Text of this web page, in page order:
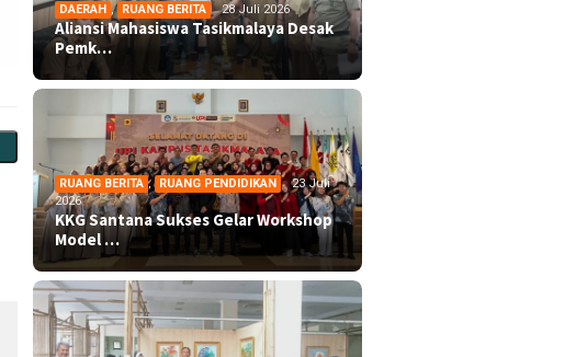
DAERAH , RUANG BERITA 28 Juli 2026
Aliansi Mahasiswa Tasikmalaya Desak
Pemk…
RUANG BERITA , RUANG PENDIDIKAN
23 Juli
2026
KKG Santana Sukses Gelar Workshop
Model …